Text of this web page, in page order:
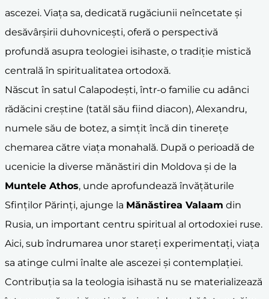
ascezei. Viața sa, dedicată rugăciunii neîncetate și
desăvârșirii duhovnicești, oferă o perspectivă
profundă asupra teologiei isihaste, o tradiție mistică
centrală în spiritualitatea ortodoxă.
Născut în satul Calapodești, într-o familie cu adânci
rădăcini creștine (tatăl său fiind diacon), Alexandru,
numele său de botez, a simțit încă din tinerețe
chemarea către viața monahală. După o perioadă de
ucenicie la diverse mănăstiri din Moldova și de la
Muntele Athos, unde aprofundează învățăturile
Sfinților Părinți, ajunge la Mănăstirea Valaam din
Rusia, un important centru spiritual al ortodoxiei ruse.
Aici, sub îndrumarea unor stareți experimentați, viața
sa atinge culmi înalte ale ascezei și contemplației.
Contribuția sa la teologia isihastă nu se materializează